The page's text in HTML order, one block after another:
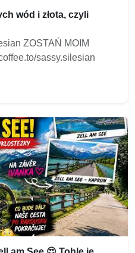
wód i złota, czyli
ZOSTAŃ MOIM
sassy.silesian